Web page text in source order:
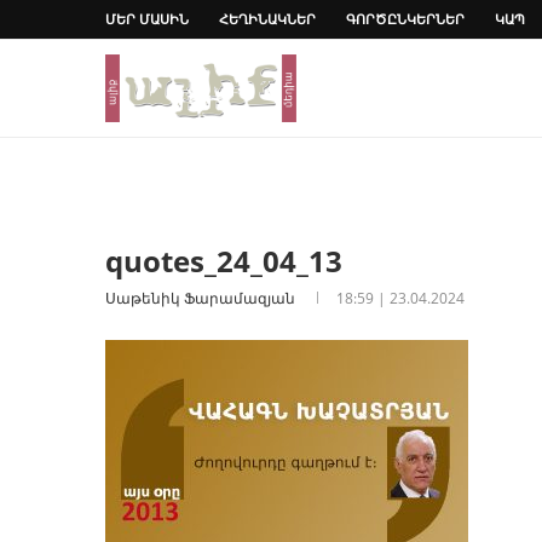
ՄԵՐ ՄԱՍԻՆ ՀԵՂԻՆԱԿՆԵՐ ԳՈՐԾԸՆԿԵՐՆԵՐ ԿԱՊ
quotes_24_04_13
Սաթենիկ Ֆարամազյան 18:59 | 23.04.2024